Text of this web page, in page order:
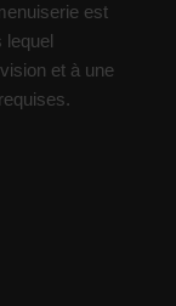
est
lequel
et à une